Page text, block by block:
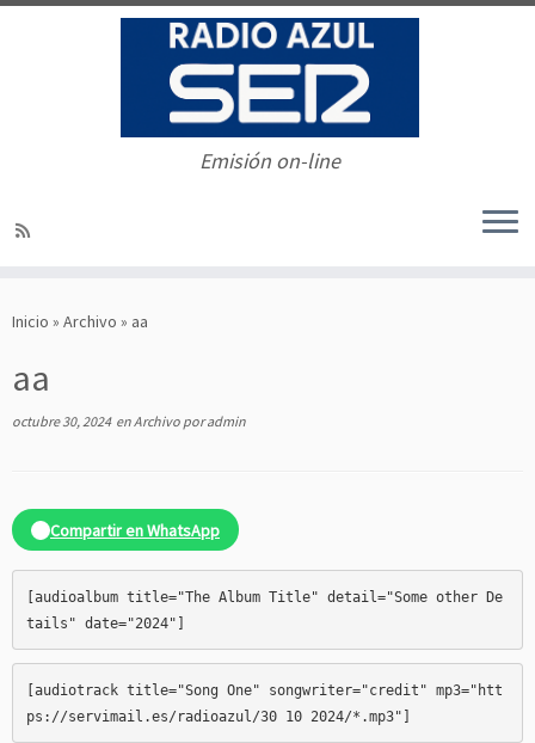
Emisión on-line
Inicio » Archivo » aa
aa
octubre 30, 2024enArchivo poradmin
Compartir en WhatsApp
[audioalbum title="The Album Title" detail="Some other De
[audiotrack title="Song One" songwriter="credit" mp3="htt
ps://servimail.es/radioazul/30 10 2024/*.mp3